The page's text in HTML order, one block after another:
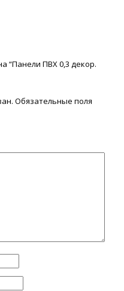
“Панели ПВХ 0,3 декор.
Обязательные поля